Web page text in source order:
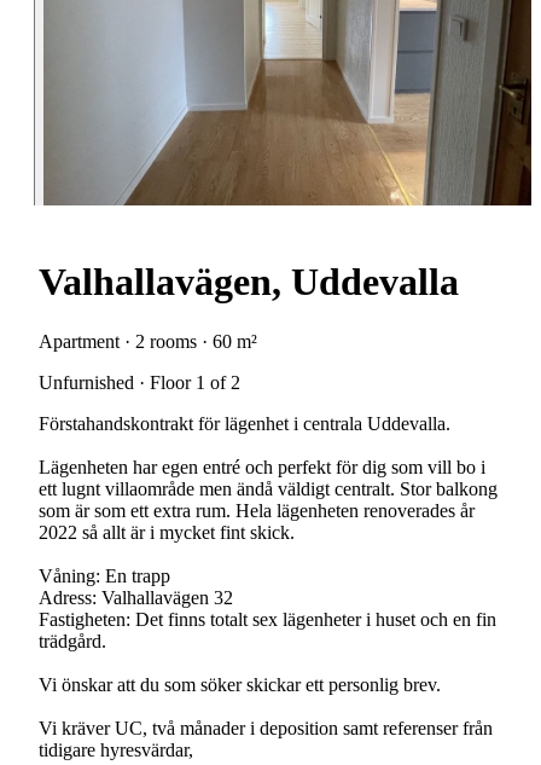
Valhallavägen, Uddevalla
Apartment · 2 rooms · 60 m²
Unfurnished · Floor 1 of 2
Förstahandskontrakt för lägenhet i centrala Uddevalla.
Lägenheten har egen entré och perfekt för dig som vill bo i
ett lugnt villaområde men ändå väldigt centralt. Stor balkong
som är som ett extra rum. Hela lägenheten renoverades år
2022 så allt är i mycket fint skick.
Våning: En trapp
Adress: Valhallavägen 32
Fastigheten: Det finns totalt sex lägenheter i huset och en fin
trädgård.
Vi önskar att du som söker skickar ett personlig brev.
Vi kräver UC, två månader i deposition samt referenser från
tidigare hyresvärdar,